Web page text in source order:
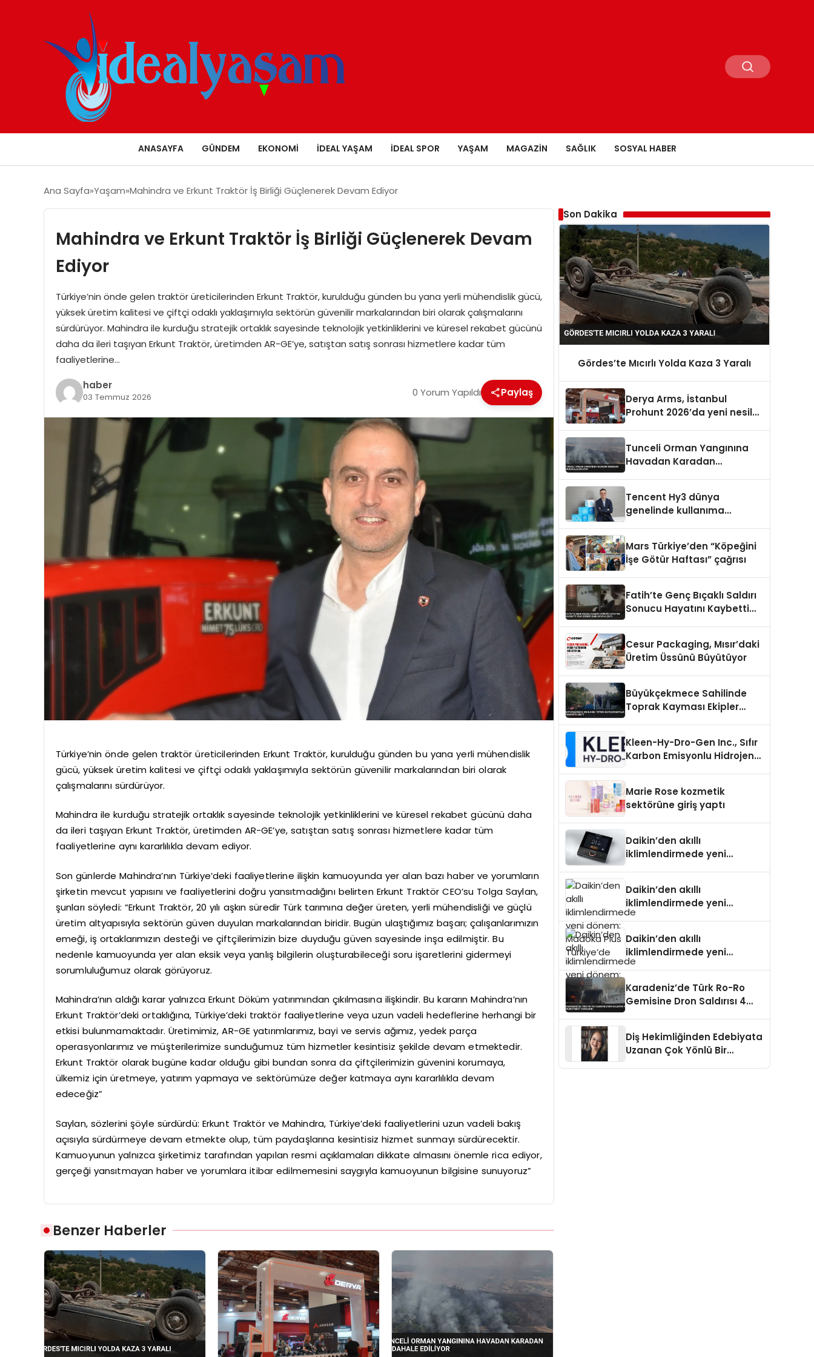
ANASAYFA GÜNDEM EKONOMI İDEAL YAŞAM İDEAL SPOR YAŞAM MAGAZIN SAĞLIK SOSYAL HABER
Ana Sayfa Yaşam Mahindra ve Erkunt Traktör İş Birliği Güçlenerek Devam Ediyor
Mahindra ve Erkunt Traktör İş Birliği Güçlenerek Devam
Ediyor
Türkiye’nin önde gelen traktör üreticilerinden Erkunt Traktör, kurulduğu günden bu yana yerli mühendislik gücü,
yüksek üretim kalitesi ve çiftçi odaklı yaklaşımıyla sektörün güvenilir markalarından biri olarak çalışmalarını
sürdürüyor. Mahindra ile kurduğu stratejik ortaklık sayesinde teknolojik yetkinliklerini ve küresel rekabet gücünü
daha da ileri taşıyan Erkunt Traktör, üretimden AR-GE’ye, satıştan satış sonrası hizmetlere kadar tüm
faaliyetlerine…
haber
03 Temmuz 2026 0 Yorum Yapıldı Paylaş
Türkiye’nin önde gelen traktör üreticilerinden Erkunt Traktör, kurulduğu günden bu yana yerli mühendislik
gücü, yüksek üretim kalitesi ve çiftçi odaklı yaklaşımıyla sektörün güvenilir markalarından biri olarak
çalışmalarını sürdürüyor.
Mahindra ile kurduğu stratejik ortaklık sayesinde teknolojik yetkinliklerini ve küresel rekabet gücünü daha
da ileri taşıyan Erkunt Traktör, üretimden AR-GE’ye, satıştan satış sonrası hizmetlere kadar tüm
faaliyetlerine aynı kararlılıkla devam ediyor.
Son günlerde Mahindra’nın Türkiye’deki faaliyetlerine ilişkin kamuoyunda yer alan bazı haber ve yorumların
şirketin mevcut yapısını ve faaliyetlerini doğru yansıtmadığını belirten Erkunt Traktör CEO’su Tolga Saylan,
şunları söyledi: “Erkunt Traktör, 20 yılı aşkın süredir Türk tarımına değer üreten, yerli mühendisliği ve güçlü
üretim altyapısıyla sektörün güven duyulan markalarından biridir. Bugün ulaştığımız başarı; çalışanlarımızın
emeği, iş ortaklarımızın desteği ve çiftçilerimizin bize duyduğu güven sayesinde inşa edilmiştir. Bu
nedenle kamuoyunda yer alan eksik veya yanlış bilgilerin oluşturabileceği soru işaretlerini gidermeyi
sorumluluğumuz olarak görüyoruz.
Mahindra’nın aldığı karar yalnızca Erkunt Döküm yatırımından çıkılmasına ilişkindir. Bu kararın Mahindra’nın
Erkunt Traktör’deki ortaklığına, Türkiye’deki traktör faaliyetlerine veya uzun vadeli hedeflerine herhangi bir
etkisi bulunmamaktadır. Üretimimiz, AR-GE yatırımlarımız, bayi ve servis ağımız, yedek parça
operasyonlarımız ve müşterilerimize sunduğumuz tüm hizmetler kesintisiz şekilde devam etmektedir.
Erkunt Traktör olarak bugüne kadar olduğu gibi bundan sonra da çiftçilerimizin güvenini korumaya,
ülkemiz için üretmeye, yatırım yapmaya ve sektörümüze değer katmaya aynı kararlılıkla devam
edeceğiz”
Saylan, sözlerini şöyle sürdürdü: Erkunt Traktör ve Mahindra, Türkiye’deki faaliyetlerini uzun vadeli bakış
açısıyla sürdürmeye devam etmekte olup, tüm paydaşlarına kesintisiz hizmet sunmayı sürdürecektir.
Kamuoyunun yalnızca şirketimiz tarafından yapılan resmi açıklamaları dikkate almasını önemle rica ediyor,
gerçeği yansıtmayan haber ve yorumlara itibar edilmemesini saygıyla kamuoyunun bilgisine sunuyoruz”
Benzer Haberler
Son Dakika
Gördes’te Mıcırlı Yolda Kaza 3 Yaralı
Derya Arms, İstanbul
Prohunt 2026’da yeni nesil
Tunceli Orman Yangınına
Havadan Karadan
Tencent Hy3 dünya
genelinde kullanıma
Mars Türkiye’den “Köpeğini
İşe Götür Haftası” çağrısı
Fatih’te Genç Bıçaklı Saldırı
Sonucu Hayatını Kaybetti
Cesur Packaging, Mısır’daki
Üretim Üssünü Büyütüyor
Büyükçekmece Sahilinde
Toprak Kayması Ekipler
Kleen-Hy-Dro-Gen Inc., Sıfır
Karbon Emisyonlu Hidrojen
Aldı
Marie Rose kozmetik
sektörüne giriş yaptı
Daikin’den akıllı
iklimlendirmede yeni
Daikin’den akıllı
iklimlendirmede yeni
dönem: Madoka Plus
Daikin’den akıllı
iklimlendirmede yeni
dönem: Madoka Plus
Karadeniz’de Türk Ro-Ro
Gemisine Dron Saldırısı 4
Diş Hekimliğinden Edebiyata
Uzanan Çok Yönlü Bir